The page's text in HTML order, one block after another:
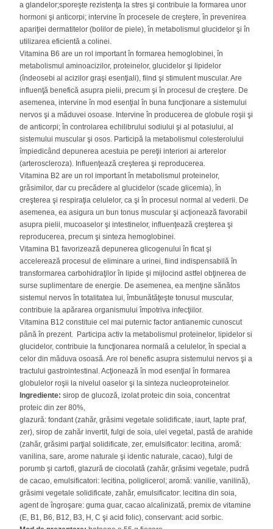
a glandelor;sporeşte rezistenţa la stres şi contribuie la formarea unor
hormoni şi anticorpi; intervine în procesele de creştere, în prevenirea
apariţiei dermatitelor (bolilor de piele), în metabolismul glucidelor şi în
utilizarea eficientă a colinei.
Vitamina B6 are un rol important în formarea hemoglobinei, în
metabolismul aminoacizilor, proteinelor, glucidelor şi lipidelor
(îndeosebi al acizilor graşi esenţiali), fiind şi stimulent muscular. Are
influenţă benefică asupra pielii, precum şi în procesul de creştere. De
asemenea, intervine în mod esenţial în buna funcţionare a sistemului
nervos şi a măduvei osoase. Intervine în producerea de globule roşii şi
de anticorpi; în controlarea echilibrului sodiului şi al potasiului, al
sistemului muscular şi osos. Participă la metabolismul colesterolului
împiedicând depunerea acestuia pe pereţii interiori ai arterelor
(arteroscleroza). Influenţează creşterea şi reproducerea.
Vitamina B2 are un rol important în metabolismul proteinelor,
grăsimilor, dar cu precădere al glucidelor (scade glicemia), în
creşterea şi respiraţia celulelor, ca şi în procesul normal al vederii. De
asemenea, ea asigura un bun tonus muscular şi acţionează favorabil
asupra pielii, mucoaselor şi intestinelor, influenţează creşterea şi
reproducerea, precum şi sinteza hemoglobinei.
Vitamina B1 favorizează depunerea glicogenului în ficat şi
accelerează procesul de eliminare a urinei, fiind indispensabilă în
transformarea carbohidraţilor în lipide şi mijlocind astfel obţinerea de
surse suplimentare de energie. De asemenea, ea menţine sănătos
sistemul nervos în totalitatea lui, îmbunătăţeşte tonusul muscular,
contribuie la apărarea organismului împotriva infecţiilor.
Vitamina B12 constituie cel mai puternic factor antianemic cunoscut
până în prezent. Participa activ la metabolismul proteinelor, lipidelor si
glucidelor, contribuie la funcţionarea normală a celulelor, în special a
celor din măduva osoasă. Are rol benefic asupra sistemului nervos şi a
tractului gastrointestinal. Acţionează în mod esenţial în formarea
globulelor roşii la nivelul oaselor şi la sinteza nucleoproteinelor.
Ingrediente: sirop de glucoză, izolat proteic din soia, concentrat
proteic din zer 80%,
glazură: fondant (zahăr, grăsimi vegetale solidificate, iaurt, lapte praf,
zer), sirop de zahăr invertit, fulgi de soia, ulei vegetal, pastă de arahide
(zahăr, grăsimi parţial solidificate, zer, emulsificator: lecitina, aromă:
vanilina, sare, arome naturale şi identic naturale, cacao), fulgi de
porumb şi cartofi, glazură de ciocolată (zahăr, grăsimi vegetale, pudră
de cacao, emulsificatori: lecitina, poliglicerol; aromă: vanilie, vanilină),
grăsimi vegetale solidificate, zahăr, emulsificator: lecitina din soia,
agent de îngroşare: guma guar, cacao alcalinizată, premix de vitamine
(E, B1, B6, B12, B3, H, C şi acid folic), conservant: acid sorbic.